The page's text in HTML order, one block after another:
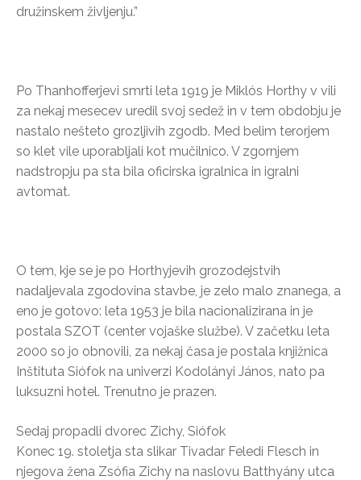
družinskem življenju.”
Po Thanhofferjevi smrti leta 1919 je Miklós Horthy v vili
za nekaj mesecev uredil svoj sedež in v tem obdobju je
nastalo nešteto grozljivih zgodb. Med belim terorjem
so klet vile uporabljali kot mučilnico. V zgornjem
nadstropju pa sta bila oficirska igralnica in igralni
avtomat.
O tem, kje se je po Horthyjevih grozodejstvih
nadaljevala zgodovina stavbe, je zelo malo znanega, a
eno je gotovo: leta 1953 je bila nacionalizirana in je
postala SZOT (center vojaške službe). V začetku leta
2000 so jo obnovili, za nekaj časa je postala knjižnica
Inštituta Siófok na univerzi Kodolányi János, nato pa
luksuzni hotel. Trenutno je prazen.
Sedaj propadli dvorec Zichy, Siófok
Konec 19. stoletja sta slikar Tivadar Feledi Flesch in
njegova žena Zsófia Zichy na naslovu Batthyány utca